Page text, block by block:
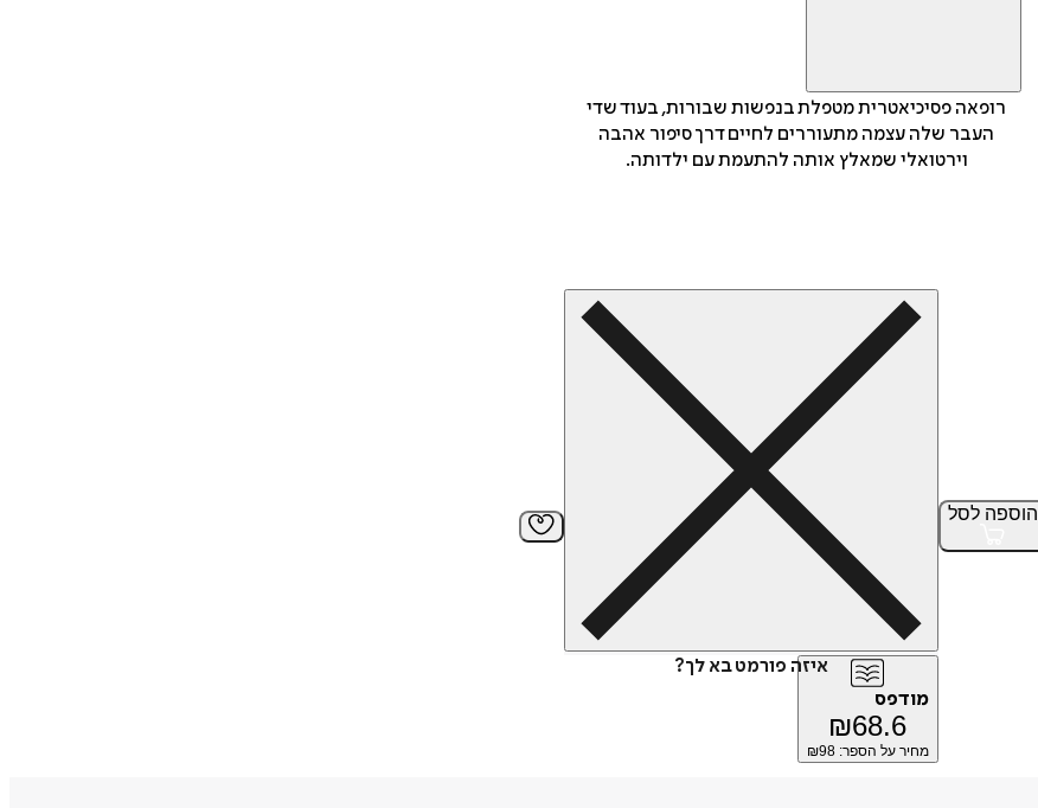
רופאה פסיכיאטרית מטפלת בנפשות שבורות, בעוד שדי
העבר שלה עצמה מתעוררים לחיים דרך סיפור אהבה
וירטואלי שמאלץ אותה להתעמת עם ילדותה.
הוספה לסל
איזה פורמט בא לך?
מודפס
₪68.6
מחיר על הספר: ₪98